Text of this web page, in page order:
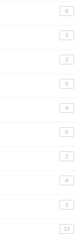
6
3
2
5
4
5
2
4
3
13